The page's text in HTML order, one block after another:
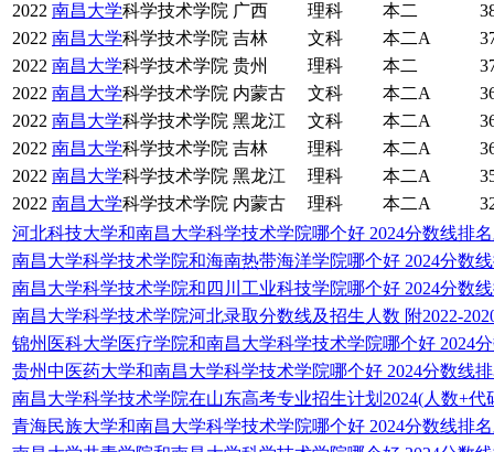
2022 南昌大学科学技术学院 广西 理科 本二
2022 南昌大学科学技术学院 吉林 文科 本二A
2022 南昌大学科学技术学院 贵州 理科 本二
2022 南昌大学科学技术学院 内蒙古 文科 本二A
2022 南昌大学科学技术学院 黑龙江 文科 本二A
2022 南昌大学科学技术学院 吉林 理科 本二A
2022 南昌大学科学技术学院 黑龙江 理科 本二A
2022 南昌大学科学技术学院 内蒙古 理科 本二A
河北科技大学和南昌大学科学技术学院哪个好 2024分数线排
南昌大学科学技术学院和海南热带海洋学院哪个好 2024分数
南昌大学科学技术学院和四川工业科技学院哪个好 2024分数
南昌大学科学技术学院河北录取分数线及招生人数 附2022-
锦州医科大学医疗学院和南昌大学科学技术学院哪个好 2024
贵州中医药大学和南昌大学科学技术学院哪个好 2024分数线
南昌大学科学技术学院在山东高考专业招生计划2024(人数+代
青海民族大学和南昌大学科学技术学院哪个好 2024分数线排